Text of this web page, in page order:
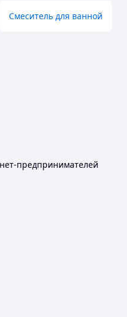
Смеситель для ванной
предпринимателей